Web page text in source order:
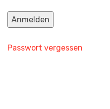
Passwort vergessen